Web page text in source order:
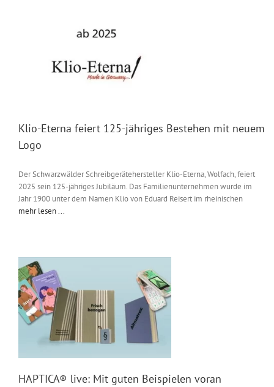
Klio-Eterna feiert 125-jähriges Bestehen mit neuem
Logo
Der Schwarzwälder Schreibgerätehersteller Klio-Eterna, Wolfach, feiert
2025 sein 125-jähriges Jubiläum. Das Familienunternehmen wurde im
Jahr 1900 unter dem Namen Klio von Eduard Reisert im rheinischen
mehr lesen ...
HAPTICA® live: Mit guten Beispielen voran